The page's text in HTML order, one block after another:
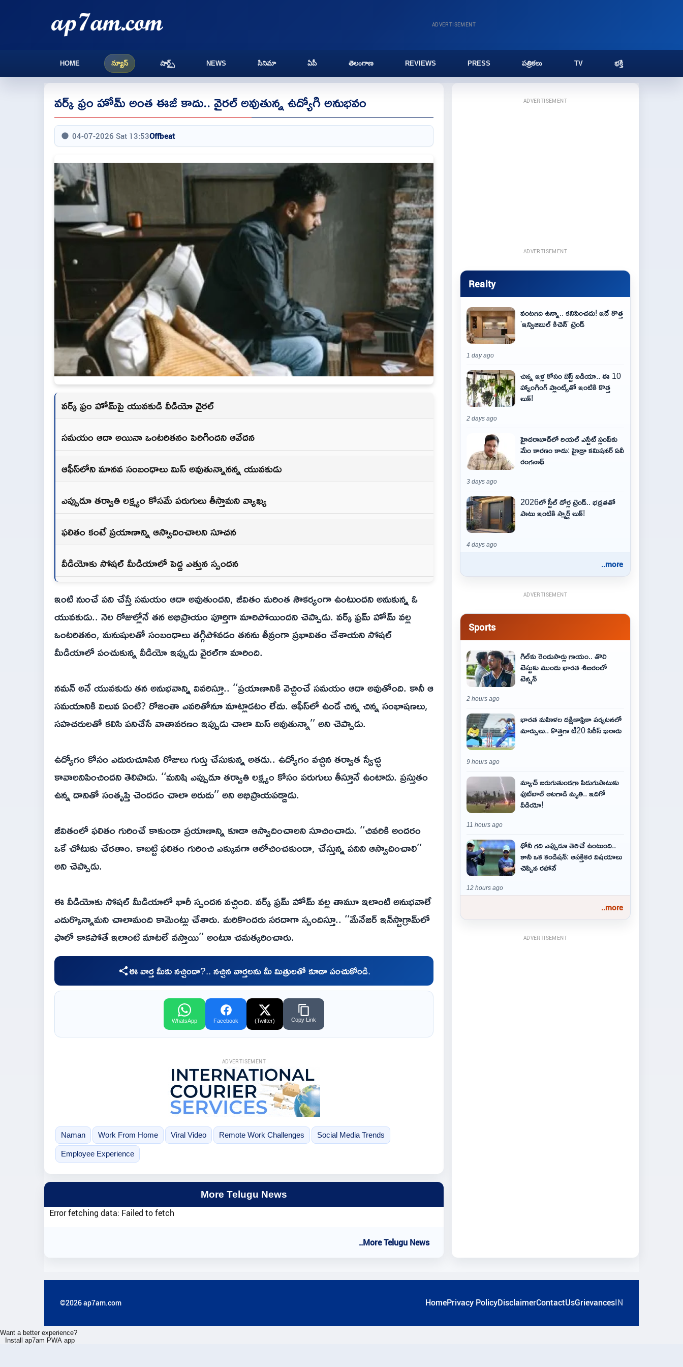
ADVERTISEMENT
HOME న్యూస్ షార్ట్స్ NEWS సినిమా ఏపీ తెలంగాణ REVIEWS PRESS పత్రికలు TV భక్తి
వర్క్‌ ఫ్రం హోమ్‌ అంత ఈజీ కాదు.. వైరల్‌ అవుతున్న ఉద్యోగి అనుభవం
04-07-2026 Sat 13:53Offbeat
వర్క్‌ ఫ్రం హోమ్‌పై యువకుడి వీడియో వైరల్‌
సమయం ఆదా అయినా ఒంటరితనం పెరిగిందని ఆవేదన
ఆఫీస్‌లోని మానవ సంబంధాలు మిస్‌ అవుతున్నానన్న యువకుడు
ఎప్పుడూ తర్వాతి లక్ష్యం కోసమే పరుగులు తీస్తామని వ్యాఖ్య
ఫలితం కంటే ప్రయాణాన్ని ఆస్వాదించాలని సూచన
వీడియోకు సోషల్‌ మీడియాలో పెద్ద ఎత్తున స్పందన
ఇంటి నుంచే పని చేస్తే సమయం ఆదా అవుతుందని, జీవితం మరింత సౌకర్యంగా ఉంటుందని అనుకున్న ఓ
యువకుడు.. నెల రోజుల్లోనే తన అభిప్రాయం పూర్తిగా మారిపోయిందని చెప్పాడు. వర్క్‌ ఫ్రమ్‌ హోమ్‌ వల్ల
ఒంటరితనం, మనుషులతో సంబంధాలు తగ్గిపోవడం తనను తీవ్రంగా ప్రభావితం చేశాయని సోషల్‌
మీడియాలో పంచుకున్న వీడియో ఇప్పుడు వైరల్‌గా మారింది.
నమన్‌ అనే యువకుడు తన అనుభవాన్ని వివరిస్తూ.. ‘‘ప్రయాణానికి వెచ్చించే సమయం ఆదా అవుతోంది. కానీ ఆ
సమయానికి విలువ ఏంటి? రోజంతా ఎవరితోనూ మాట్లాడటం లేదు. ఆఫీస్‌లో ఉండే చిన్న చిన్న సంభాషణలు,
సహచరులతో కలిసి పనిచేసే వాతావరణం ఇప్పుడు చాలా మిస్‌ అవుతున్నా’’ అని చెప్పాడు.
ఉద్యోగం కోసం ఎదురుచూసిన రోజులు గుర్తు చేసుకున్న అతడు.. ఉద్యోగం వచ్చిన తర్వాత స్వేచ్ఛ
కావాలనిపించిందని తెలిపాడు. ‘‘మనిషి ఎప్పుడూ తర్వాతి లక్ష్యం కోసం పరుగులు తీస్తూనే ఉంటాడు. ప్రస్తుతం
ఉన్న దానితో సంతృప్తి చెందడం చాలా అరుదు’’ అని అభిప్రాయపడ్డాడు.
జీవితంలో ఫలితం గురించే కాకుండా ప్రయాణాన్ని కూడా ఆస్వాదించాలని సూచించాడు. ‘‘చివరికి అందరం
ఒకే చోటుకు చేరతాం. కాబట్టి ఫలితం గురించి ఎక్కువగా ఆలోచించకుండా, చేస్తున్న పనిని ఆస్వాదించాలి’’
అని చెప్పాడు.
ఈ వీడియోకు సోషల్‌ మీడియాలో భారీ స్పందన వచ్చింది. వర్క్‌ ఫ్రమ్‌ హోమ్‌ వల్ల తామూ ఇలాంటి అనుభవాలే
ఎదుర్కొన్నామని చాలామంది కామెంట్లు చేశారు. మరికొందరు సరదాగా స్పందిస్తూ.. ‘‘మేనేజర్‌ ఇన్‌స్టాగ్రామ్‌లో
ఫాలో కాకపోతే ఇలాంటి మాటలే వస్తాయి’’ అంటూ చమత్కరించారు.
ఈ వార్త మీకు నచ్చిందా?.. నచ్చిన వార్తలను మీ మిత్రులతో కూడా పంచుకోండి.
WhatsApp Facebook (Twitter) Copy Link
ADVERTISEMENT
Naman Work From Home Viral Video Remote Work Challenges Social Media Trends
Employee Experience
More Telugu News
Error fetching data: Failed to fetch
..More Telugu News
ADVERTISEMENT
ADVERTISEMENT
Realty
వంటగది ఉన్నా.. కనిపించదు! ఇదే కొత్త
'ఇన్విజిబుల్ కిచెన్' ట్రెండ్
1 day ago
చిన్న ఇళ్ల కోసం బెస్ట్ ఐడియా.. ఈ 10
హ్యాంగింగ్ ప్లాంట్స్‌తో ఇంటికి కొత్త
లుక్!
2 days ago
హైదరాబాద్‌లో రియల్ ఎస్టేట్ స్లంప్‌కు
మేం కారణం కాదు: హైడ్రా కమిషనర్ ఏవీ
రంగనాథ్
3 days ago
2026లో స్టీల్ డోర్ల ట్రెండ్.. భద్రతతో
పాటు ఇంటికి స్మార్ట్ లుక్!
4 days ago
..more
ADVERTISEMENT
Sports
గిల్‌కు రెండుసార్లు గాయం.. తొలి
టెస్టుకు ముందు భారత శిబిరంలో
టెన్షన్
2 hours ago
భారత మహిళల దక్షిణాఫ్రికా పర్యటనలో
మార్పులు.. కొత్తగా టీ20 సిరీస్ ఖరారు
9 hours ago
మ్యాచ్ జరుగుతుండగా పిడుగుపాటుకు
ఫుట్‌బాల్ ఆటగాడి మృతి.. ఇదిగో
వీడియో!
11 hours ago
ధోనీ గది ఎప్పుడూ తెరిచే ఉంటుంది..
కానీ ఒక కండిషన్: ఆసక్తికర విషయాలు
చెప్పిన రహానే
12 hours ago
..more
ADVERTISEMENT
©2026 ap7am.com HomePrivacy PolicyDisclaimerContactUsGrievancesIN
Want a better experience?
Install ap7am PWA app